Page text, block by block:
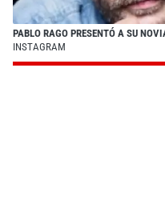
PABLO RAGO PRESENTÓ A SU
INSTAGRAM